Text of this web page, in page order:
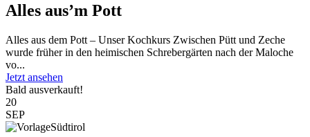
Alles aus’m Pott
Alles aus dem Pott – Unser Kochkurs Zwischen Pütt und Zeche
wurde früher in den heimischen Schrebergärten nach der Maloche
vo...
Jetzt ansehen
Bald ausverkauft!
20
SEP